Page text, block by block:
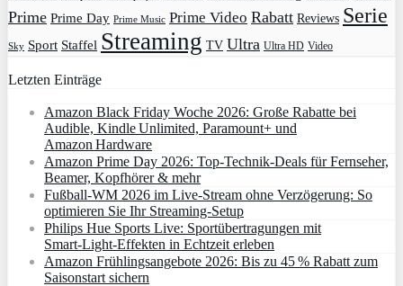
Prime Prime Day Prime Music Prime Video Rabatt Reviews Serie
Sky Sport Staffel Streaming TV Ultra Ultra HD Video
Letzten Einträge
Amazon Black Friday Woche 2026: Große Rabatte bei
Audible, Kindle Unlimited, Paramount+ und
Amazon Hardware
Amazon Prime Day 2026: Top-Technik-Deals für Fernseher,
Beamer, Kopfhörer & mehr
Fußball-WM 2026 im Live-Stream ohne Verzögerung: So
optimieren Sie Ihr Streaming-Setup
Philips Hue Sports Live: Sportübertragungen mit
Smart‑Light‑Effekten in Echtzeit erleben
Amazon Frühlingsangebote 2026: Bis zu 45 % Rabatt zum
Saisonstart sichern